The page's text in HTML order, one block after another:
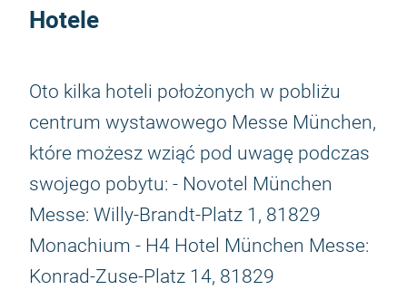
Hotele
Oto kilka hoteli położonych w pobliżu
centrum wystawowego Messe München,
które możesz wziąć pod uwagę podczas
swojego pobytu: - Novotel München
Messe: Willy-Brandt-Platz 1, 81829
Monachium - H4 Hotel München Messe:
Konrad-Zuse-Platz 14, 81829